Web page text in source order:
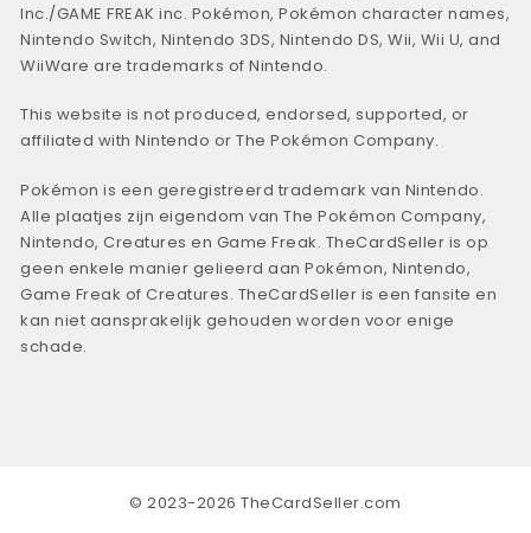
Inc./GAME FREAK inc. Pokémon, Pokémon character names,
Nintendo Switch, Nintendo 3DS, Nintendo DS, Wii, Wii U, and
WiiWare are trademarks of Nintendo.
This website is not produced, endorsed, supported, or
affiliated with Nintendo or The Pokémon Company.
Pokémon is een geregistreerd trademark van Nintendo.
Alle plaatjes zijn eigendom van The Pokémon Company,
Nintendo, Creatures en Game Freak. TheCardSeller is op
geen enkele manier gelieerd aan Pokémon, Nintendo,
Game Freak of Creatures. TheCardSeller is een fansite en
kan niet aansprakelijk gehouden worden voor enige
schade.
© 2023-2026 TheCardSeller.com